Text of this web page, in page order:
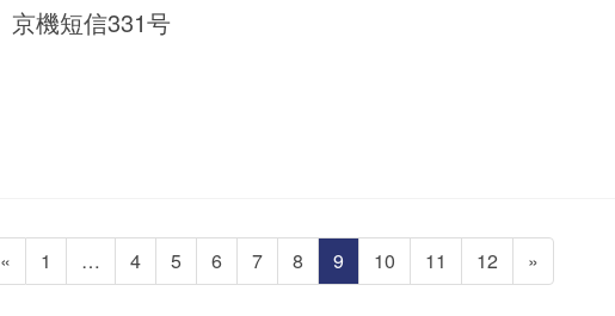
京機短信331号
«
固
定
1 …
固
定
4
固
定
5
固
定
6
固
定
7
固
定
8
固
定
9
固
定
10
固
定
11
固
定
12 »